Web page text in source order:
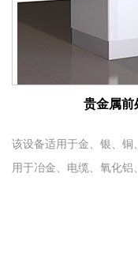
贵金属前
该设备适用于金、银、铜
用于冶金、电缆、氧化铝
定可靠。机身配置防护